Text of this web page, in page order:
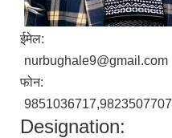
ईमेल:
nurbughale9@gmail.com
फोन:
9851036717,9823507707
Designation: